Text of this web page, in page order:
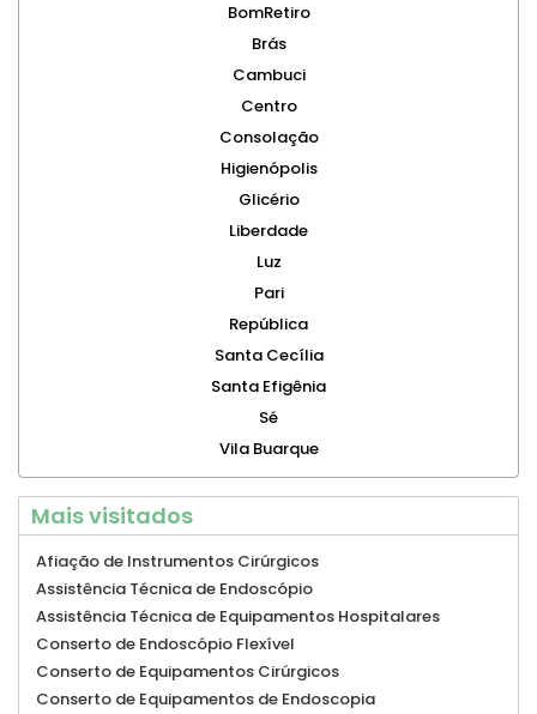
BomRetiro
Brás
Cambuci
Centro
Consolação
Higienópolis
Glicério
Liberdade
Luz
Pari
República
Santa Cecília
Santa Efigênia
Sé
Vila Buarque
Mais visitados
Afiação de Instrumentos Cirúrgicos
Assistência Técnica de Endoscópio
Assistência Técnica de Equipamentos Hospitalares
Conserto de Endoscópio Flexível
Conserto de Equipamentos Cirúrgicos
Conserto de Equipamentos de Endoscopia